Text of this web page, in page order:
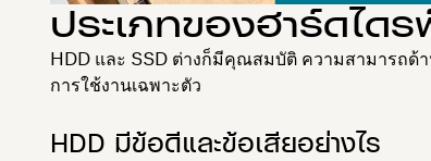
ประเภทของฮาร์ดได
HDD และ SSD ต่างก็มีคุณสมบัติ ความสามารถด้
การใช้งานเฉพาะตัว
HDD มีข้อดีและข้อเสียอย่างไร